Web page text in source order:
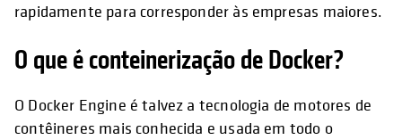
rapidamente para corresponder às empresas maiores.
O que é conteinerização de Docker?
O Docker Engine é talvez a tecnologia de motores de
contêineres mais conhecida e usada em todo o